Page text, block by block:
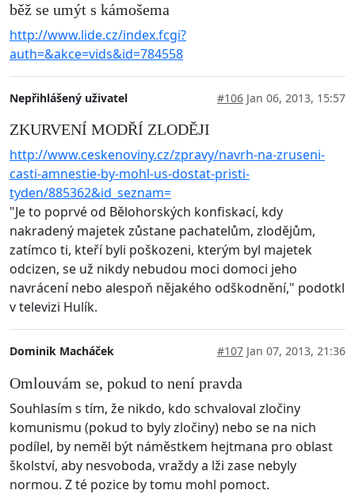
běž se umýt s kámošema
http://www.lide.cz/index.fcgi?
auth=&akce=vids&id=784558
Nepřihlášený uživatel #106 Jan 06, 2013, 15:57
ZKURVENÍ MODŘÍ ZLODĚJI
http://www.ceskenoviny.cz/zpravy/navrh-na-zruseni-
casti-amnestie-by-mohl-us-dostat-pristi-
tyden/885362&id_seznam=
"Je to poprvé od Bělohorských konfiskací, kdy
nakradený majetek zůstane pachatelům, zlodějům,
zatímco ti, kteří byli poškozeni, kterým byl majetek
odcizen, se už nikdy nebudou moci domoci jeho
navrácení nebo alespoň nějakého odškodnění," podotkl
v televizi Hulík.
Dominik Macháček #107 Jan 07, 2013, 21:36
Omlouvám se, pokud to není pravda
Souhlasím s tím, že nikdo, kdo schvaloval zločiny
komunismu (pokud to byly zločiny) nebo se na nich
podílel, by neměl být náměstkem hejtmana pro oblast
školství, aby nesvoboda, vraždy a lži zase nebyly
normou. Z té pozice by tomu mohl pomoct.